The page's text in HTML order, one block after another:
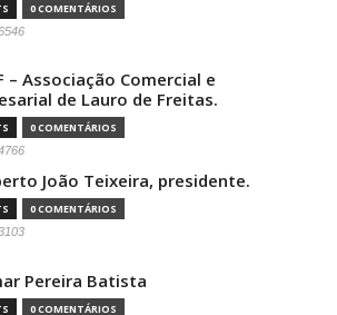
0 COMENTÁRIOS
– Associação Comercial e
de Lauro de Freitas.
0 COMENTÁRIOS
João Teixeira, presidente.
0 COMENTÁRIOS
Pereira Batista
0 COMENTÁRIOS